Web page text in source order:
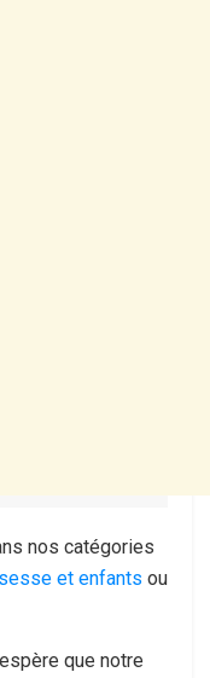
nos catégories
et enfants ou
que notre